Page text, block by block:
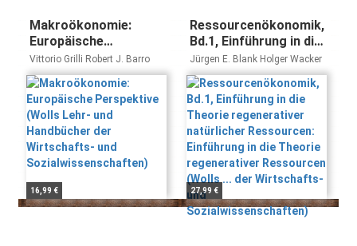
Makroökonomie:
Europäische
Perspektive (Wolls
Lehr- und Handbücher
der Wirtschafts- und
Sozialwissenschaften)
Vittorio Grilli Robert J. Barro
16,99 €
Ressourcenökonomik,
Bd.1, Einführung in die
Theorie regenerativer
natürlicher
Ressourcen:
Einführung in die
Theorie regenerativer
Ressourcen (Wolls ...
der Wirtschafts- und
Sozialwissenschaften)
Jürgen E. Blank Holger Wacker
27,99 €